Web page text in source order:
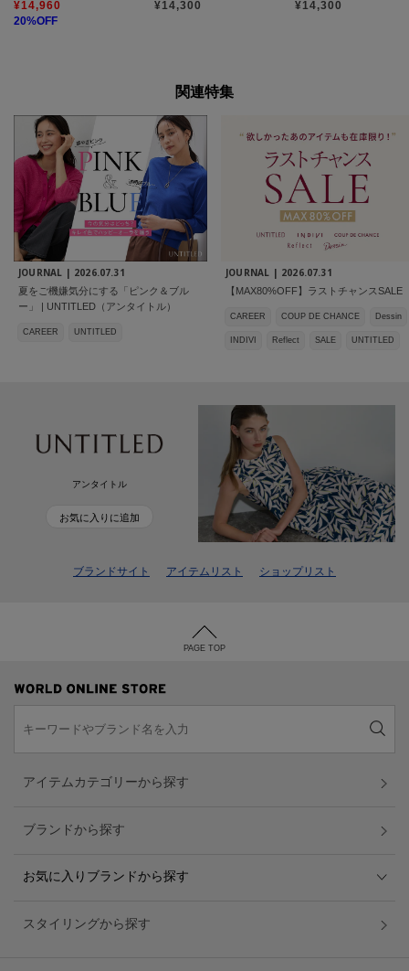
¥14,960
20%OFF
¥14,300 ¥14,300
関連特集
JOURNAL | 2026.07.31
夏をご機嫌気分にする「ピンク＆ブル
ー」 | UNTITLED（アンタイトル）
CAREER UNTITLED
JOURNAL | 2026.07.31
【MAX80%OFF】ラストチャンスSALE
CAREER COUP DE CHANCE Dessin
INDIVI Reflect SALE UNTITLED
アンタイトル
お気に入りに追加
ブランドサイト アイテムリスト ショップリスト
PAGE TOP
アイテムカテゴリーから探す
ブランドから探す
お気に入りブランドから探す
スタイリングから探す